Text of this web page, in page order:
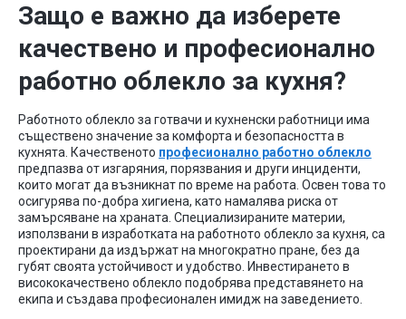
Защо е важно да изберете
качествено и професионално
работно облекло за кухня?
Работното облекло за готвачи и кухненски работници има
съществено значение за комфорта и безопасността в
кухнята. Качественото професионално работно облекло
предпазва от изгаряния, порязвания и други инциденти,
които могат да възникнат по време на работа. Освен това то
осигурява по-добра хигиена, като намалява риска от
замърсяване на храната. Специализираните материи,
използвани в изработката на работното облекло за кухня, са
проектирани да издържат на многократно пране, без да
губят своята устойчивост и удобство. Инвестирането в
висококачествено облекло подобрява представянето на
екипа и създава професионален имидж на заведението.